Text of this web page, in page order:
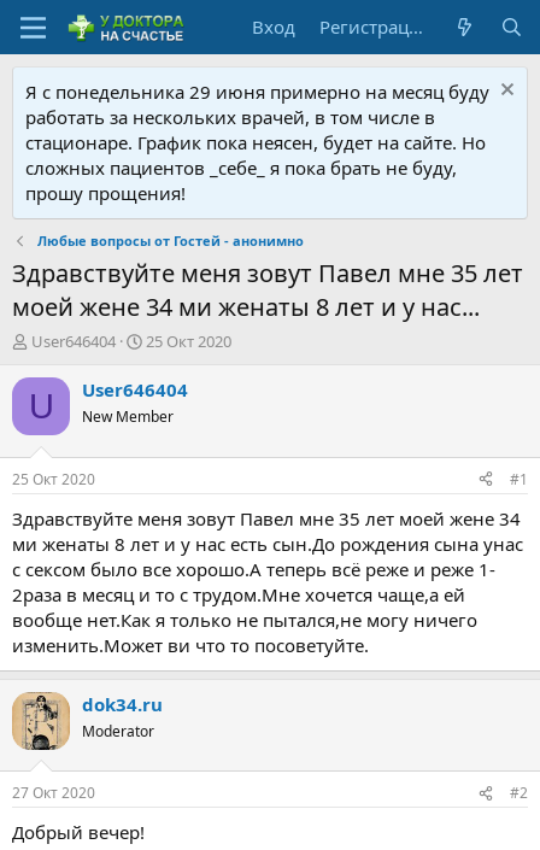
Вход Регистрация
Я с понедельника 29 июня примерно на месяц буду
работать за нескольких врачей, в том числе в
стационаре. График пока неясен, будет на сайте. Но
сложных пациентов _себе_ я пока брать не буду,
прошу прощения!
Любые вопросы от Гостей - анонимно
Здравствуйте меня зовут Павел мне 35 лет
моей жене 34 ми женаты 8 лет и у нас...
А
т
т
е
м
ы
User646404
Д
т
а
н
а
л
25 Окт 2020
U User646404
New Member
25 Окт 2020 #1
Здравствуйте меня зовут Павел мне 35 лет моей жене 34
ми женаты 8 лет и у нас есть сын.До рождения сына унас
с сексом было все хорошо.А теперь всё реже и реже 1-
2раза в месяц и то с трудом.Мне хочется чаще,а ей
вообще нет.Как я только не пытался,не могу ничего
изменить.Может ви что то посоветуйте.
dok34.ru
Moderator
27 Окт 2020 #2
Добрый вечер!